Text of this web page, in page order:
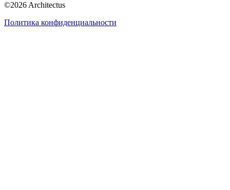
©2026 Architectus
Политика конфиденциальности